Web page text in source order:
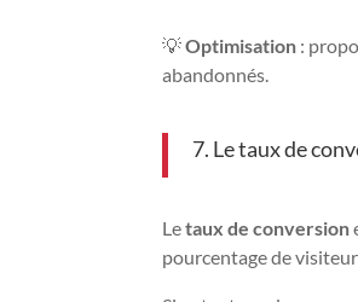
💡Optimisation :
abandonnés.
7. Le taux de
Letaux de conversion
pourcentage de